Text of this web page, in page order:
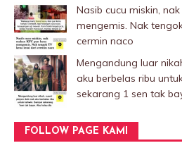
Nasib cucu miskin,
mengemis. Nak
cermin naco
Mengandung luar
aku berbelas ribu
sekarang 1 sen tak
FOLLOW PAGE KAMI